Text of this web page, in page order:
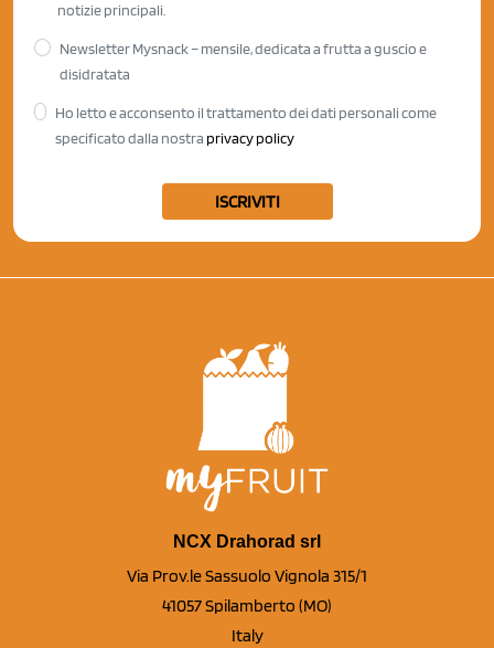
notizie principali.
Newsletter Mysnack – mensile, dedicata a frutta a guscio e
disidratata
Ho letto e acconsento il trattamento dei dati personali come
specificato dalla nostra privacy policy
ISCRIVITI
NCX Drahorad srl
Via Prov.le Sassuolo Vignola 315/1
41057 Spilamberto (MO)
Italy